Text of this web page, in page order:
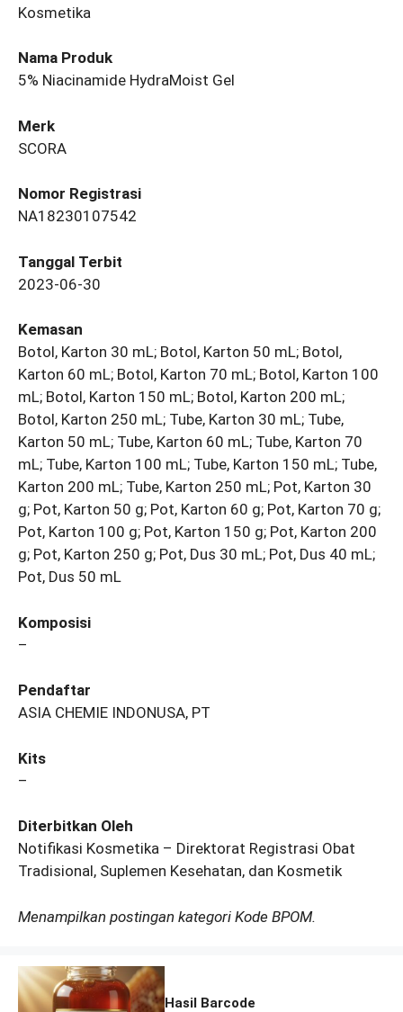
Kosmetika
Nama Produk
5% Niacinamide HydraMoist Gel
Merk
SCORA
Nomor Registrasi
NA18230107542
Tanggal Terbit
2023-06-30
Kemasan
Botol, Karton 30 mL; Botol, Karton 50 mL; Botol,
Karton 60 mL; Botol, Karton 70 mL; Botol, Karton 100
mL; Botol, Karton 150 mL; Botol, Karton 200 mL;
Botol, Karton 250 mL; Tube, Karton 30 mL; Tube,
Karton 50 mL; Tube, Karton 60 mL; Tube, Karton 70
mL; Tube, Karton 100 mL; Tube, Karton 150 mL; Tube,
Karton 200 mL; Tube, Karton 250 mL; Pot, Karton 30
g; Pot, Karton 50 g; Pot, Karton 60 g; Pot, Karton 70 g;
Pot, Karton 100 g; Pot, Karton 150 g; Pot, Karton 200
g; Pot, Karton 250 g; Pot, Dus 30 mL; Pot, Dus 40 mL;
Pot, Dus 50 mL
Komposisi
–
Pendaftar
ASIA CHEMIE INDONUSA, PT
Kits
–
Diterbitkan Oleh
Notifikasi Kosmetika – Direktorat Registrasi Obat
Tradisional, Suplemen Kesehatan, dan Kosmetik
Menampilkan postingan kategori Kode BPOM.
Hasil Barcode